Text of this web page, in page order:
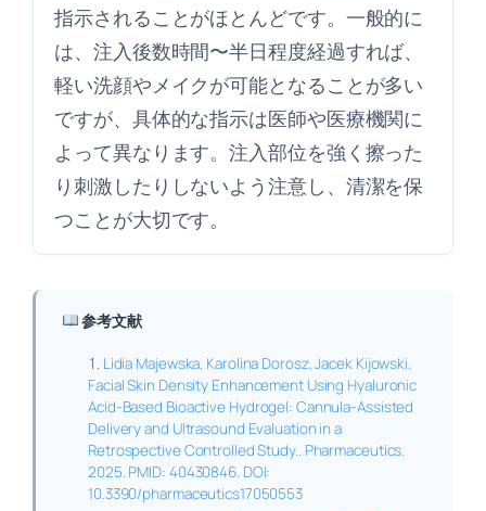
指示されることがほとんどです。一般的に
は、注入後数時間〜半日程度経過すれば、
軽い洗顔やメイクが可能となることが多い
ですが、具体的な指示は医師や医療機関に
よって異なります。注入部位を強く擦った
り刺激したりしないよう注意し、清潔を保
つことが大切です。
参考文献
Lidia Majewska, Karolina Dorosz, Jacek Kijowski.
Facial Skin Density Enhancement Using Hyaluronic
Acid-Based Bioactive Hydrogel: Cannula-Assisted
Delivery and Ultrasound Evaluation in a
Retrospective Controlled Study.. Pharmaceutics.
2025. PMID: 40430846. DOI:
10.3390/pharmaceutics17050553